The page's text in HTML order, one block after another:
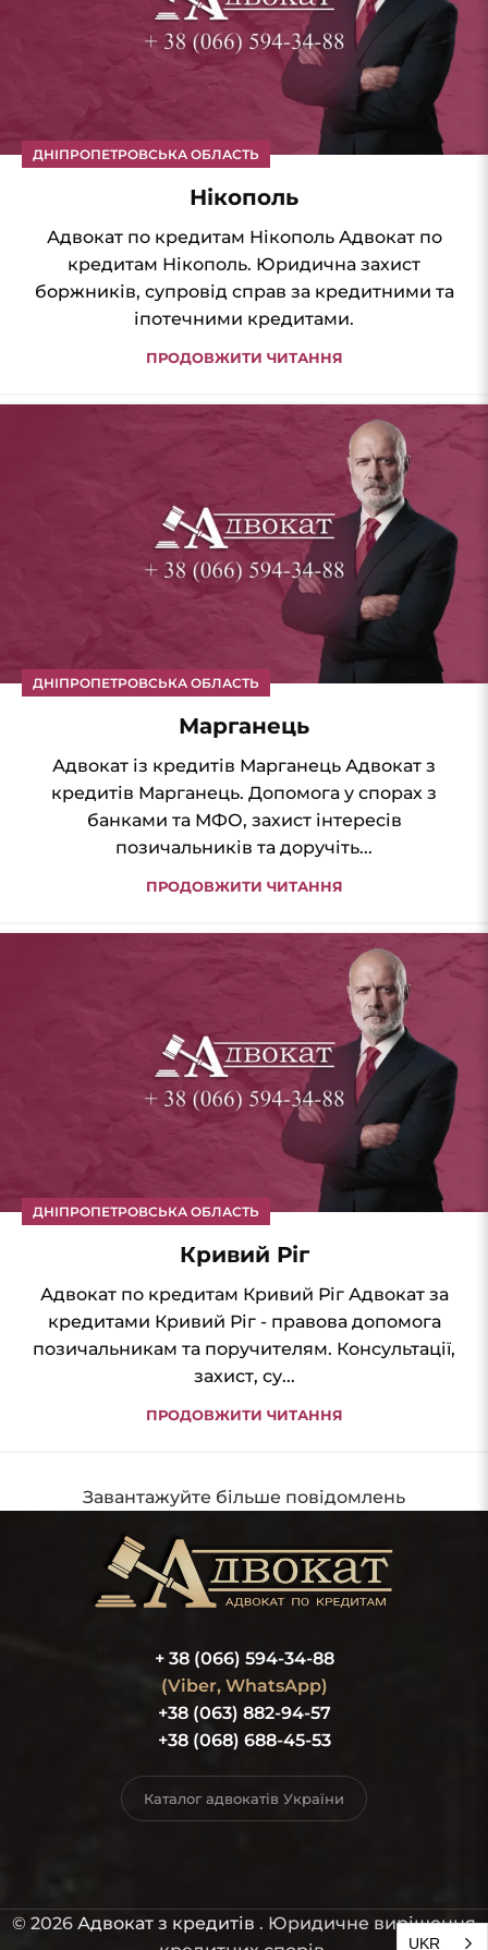
ДНІПРОПЕТРОВСЬКА ОБЛАСТЬ
Нікополь
Адвокат по кредитам Нікополь Адвокат по
кредитам Нікополь. Юридична захист
боржників, супровід справ за кредитними та
іпотечними кредитами.
ПРОДОВЖИТИ ЧИТАННЯ
ДНІПРОПЕТРОВСЬКА ОБЛАСТЬ
Марганець
Адвокат із кредитів Марганець Адвокат з
кредитів Марганець. Допомога у спорах з
банками та МФО, захист інтересів
позичальників та доручіть...
ПРОДОВЖИТИ ЧИТАННЯ
ДНІПРОПЕТРОВСЬКА ОБЛАСТЬ
Кривий Ріг
Адвокат по кредитам Кривий Ріг Адвокат за
кредитами Кривий Ріг - правова допомога
позичальникам та поручителям. Консультації,
захист, су...
ПРОДОВЖИТИ ЧИТАННЯ
Завантажуйте більше повідомлень
+ 38 (066) 594-34-88
(Viber, WhatsApp)
+38 (063) 882-94-57
+38 (068) 688-45-53
Каталог адвокатів України
© 2026 Адвокат з кредитів . Юридичне вирішення
UKR